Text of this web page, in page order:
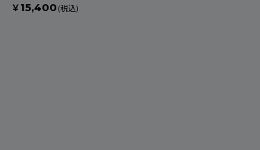
￥ 15,400 (税込)